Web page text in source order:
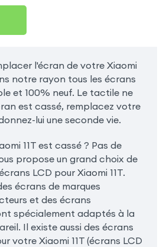
l'écran de votre Xiaomi
notre rayon tous les écrans
et 100% neuf. Le tactile ne
est cassé, remplacez votre
lui une seconde vie.
11T est cassé ? Pas de
propose un grand choix de
LCD pour Xiaomi 11T.
écrans de marques
et des écrans
spécialement adaptés à la
Il existe aussi des écrans
votre Xiaomi 11T (écrans LCD